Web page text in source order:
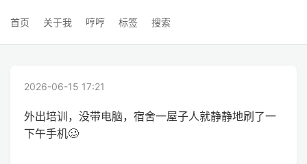
首页 关于我 哼哼 标签 搜索
2026-06-15 17:21
外出培训，没带电脑，宿舍一屋子人就静静地刷了一
下午手机🥴